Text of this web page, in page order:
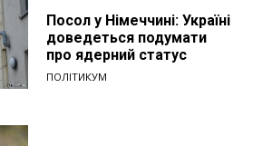
Посол у Німеччині: Україні
доведеться подумати
про ядерний статус
ПОЛІТИКУМ